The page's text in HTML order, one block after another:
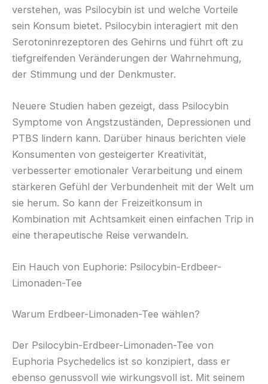
verstehen, was Psilocybin ist und welche Vorteile
sein Konsum bietet. Psilocybin interagiert mit den
Serotoninrezeptoren des Gehirns und führt oft zu
tiefgreifenden Veränderungen der Wahrnehmung,
der Stimmung und der Denkmuster.
Neuere Studien haben gezeigt, dass Psilocybin
Symptome von Angstzuständen, Depressionen und
PTBS lindern kann. Darüber hinaus berichten viele
Konsumenten von gesteigerter Kreativität,
verbesserter emotionaler Verarbeitung und einem
stärkeren Gefühl der Verbundenheit mit der Welt um
sie herum. So kann der Freizeitkonsum in
Kombination mit Achtsamkeit einen einfachen Trip in
eine therapeutische Reise verwandeln.
Ein Hauch von Euphorie: Psilocybin-Erdbeer-
Limonaden-Tee
Warum Erdbeer-Limonaden-Tee wählen?
Der Psilocybin-Erdbeer-Limonaden-Tee von
Euphoria Psychedelics ist so konzipiert, dass er
ebenso genussvoll wie wirkungsvoll ist. Mit seinem